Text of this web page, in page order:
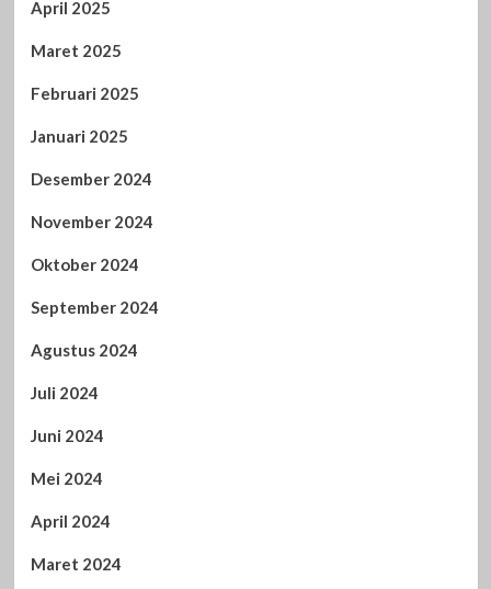
April 2025
Maret 2025
Februari 2025
Januari 2025
Desember 2024
November 2024
Oktober 2024
September 2024
Agustus 2024
Juli 2024
Juni 2024
Mei 2024
April 2024
Maret 2024